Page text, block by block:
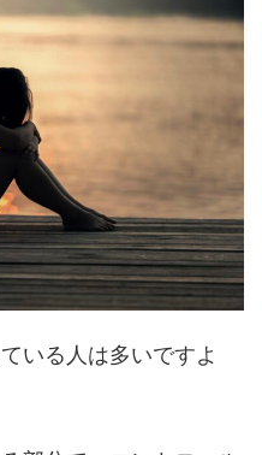
いる人は多いですよ